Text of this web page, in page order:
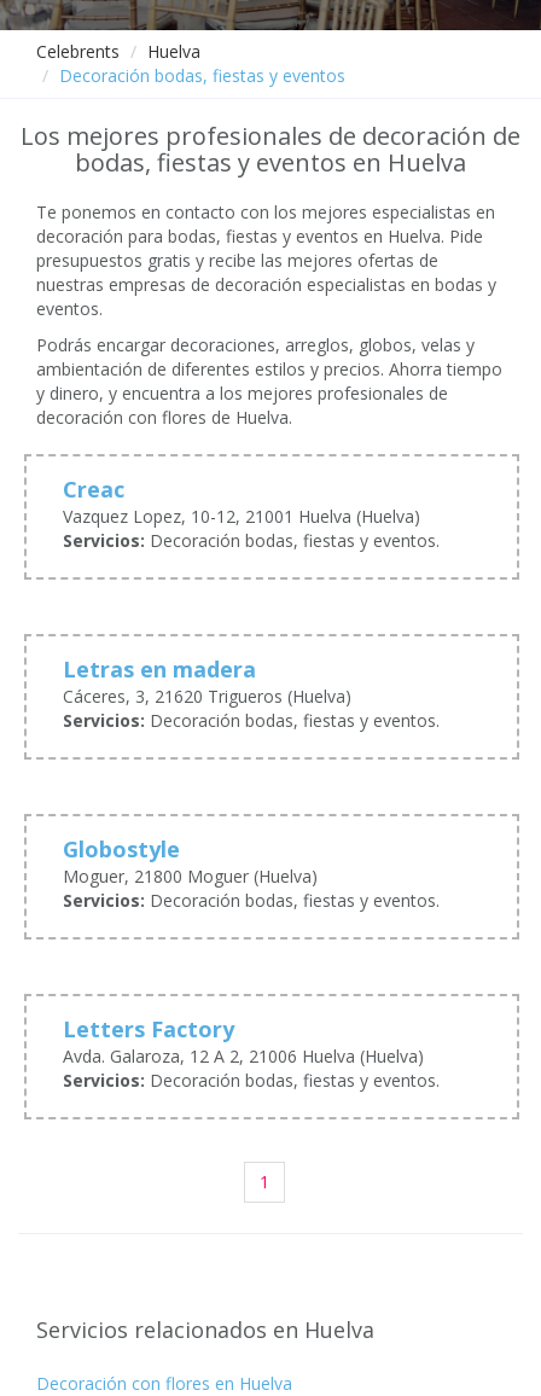
Celebrents
Huelva
Decoración bodas, fiestas y eventos
Los mejores profesionales de decoración de
bodas, fiestas y eventos en Huelva
Te ponemos en contacto con los mejores especialistas en
decoración para bodas, fiestas y eventos en Huelva. Pide
presupuestos gratis y recibe las mejores ofertas de
nuestras empresas de decoración especialistas en bodas y
eventos.
Podrás encargar decoraciones, arreglos, globos, velas y
ambientación de diferentes estilos y precios. Ahorra tiempo
y dinero, y encuentra a los mejores profesionales de
decoración con flores de Huelva.
Creac
Vazquez Lopez, 10-12, 21001 Huelva (Huelva)
Servicios: Decoración bodas, fiestas y eventos.
Letras en madera
Cáceres, 3, 21620 Trigueros (Huelva)
Servicios: Decoración bodas, fiestas y eventos.
Globostyle
Moguer, 21800 Moguer (Huelva)
Servicios: Decoración bodas, fiestas y eventos.
Letters Factory
Avda. Galaroza, 12 A 2, 21006 Huelva (Huelva)
Servicios: Decoración bodas, fiestas y eventos.
1
Servicios relacionados en Huelva
Decoración con flores en Huelva